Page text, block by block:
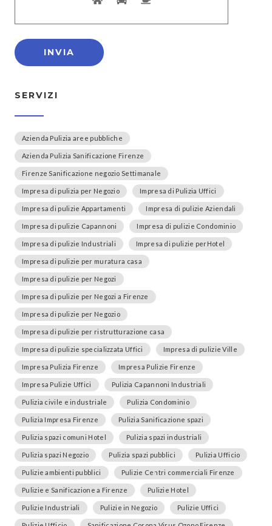
SERVIZI
Azienda Pulizia aree pubbliche
Azienda Pulizia Sanificazione Firenze
Firenze Sanificazione negozio Settimanale
Impresa di pulizia per Negozio Impresa di Pulizia Uffici
Impresa di pulizie Appartamenti Impresa di pulizie Aziendali
Impresa di pulizie Capannoni Impresa di pulizie Condominio
Impresa di pulizie Industriali Impresa di pulizie perHotel
Impresa di pulizie per muratura casa
Impresa di pulizie per Negozi
Impresa di pulizie per Negozi a Firenze
Impresa di pulizie per Negozio
Impresa di pulizie per ristrutturazione casa
Impresa di pulizie specializzata Uffici Impresa di pulizie Ville
Impresa Pulizia Firenze Impresa Pulizie Firenze
Impresa Pulizie Uffici Pulizia Capannoni Industriali
Pulizia civile e industriale Pulizia Condominio
Pulizia Impresa Firenze Pulizia Sanificazione spazi
Pulizia spazi comuni Hotel Pulizia spazi industriali
Pulizia spazi Negozio Pulizia spazi pubblici Pulizia Ufficio
Pulizie ambienti pubblici Pulizie Centri commerciali Firenze
Pulizie e Sanificazione a Firenze Pulizie Hotel
Pulizie Industriali Pulizie in Negozio Pulizie Uffici